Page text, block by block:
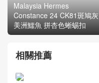
Malaysia Hermes
Constance 24 CK81斑鳩灰
美洲鱷魚 拼杏色蜥蜴扣
相關推薦